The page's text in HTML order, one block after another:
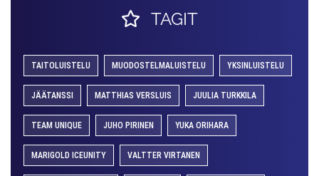
TAGIT
TAITOLUISTELU MUODOSTELMALUISTELU YKSINLUISTELU
JÄÄTANSSI MATTHIAS VERSLUIS JUULIA TURKKILA
TEAM UNIQUE JUHO PIRINEN YUKA ORIHARA
MARIGOLD ICEUNITY VALTTER VIRTANEN